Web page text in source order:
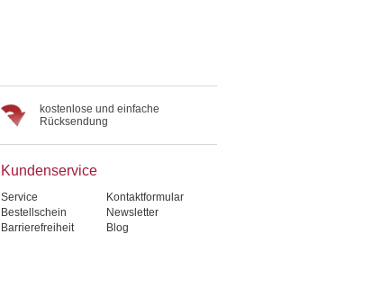
kostenlose und einfache
Rücksendung
Kundenservice
Service
Kontaktformular
Bestellschein
Newsletter
Barrierefreiheit
Blog